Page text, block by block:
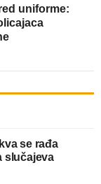
uniforme:
se rađa
slučajeva